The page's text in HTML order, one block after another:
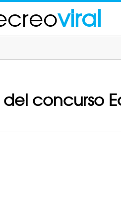
viral
concurso